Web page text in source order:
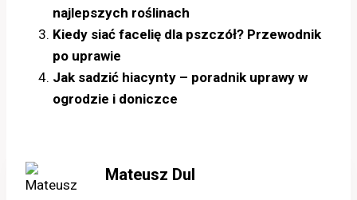
najlepszych roślinach
Kiedy siać facelię dla pszczół? Przewodnik
po uprawie
Jak sadzić hiacynty – poradnik uprawy w
ogrodzie i doniczce
Mateusz Dul